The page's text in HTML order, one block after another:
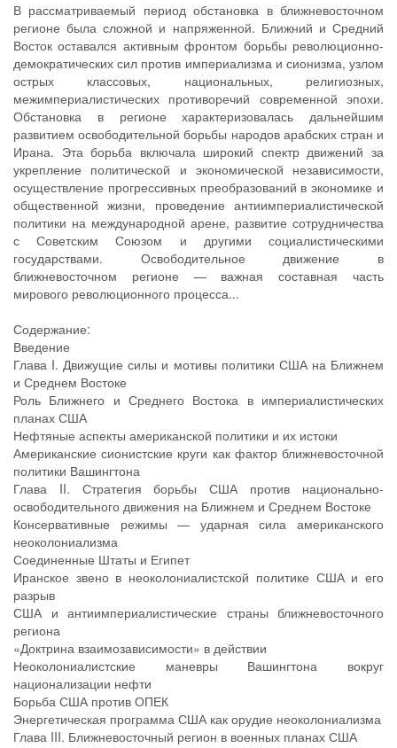
В рассматриваемый период обстановка в ближневосточном
регионе была сложной и напряженной. Ближний и Средний
Восток оставался активным фронтом борьбы революционно-
демократических сил против империализма и сионизма, узлом
острых классовых, национальных, религиозных,
межимпериалистических противоречий современной эпохи.
Обстановка в регионе характеризовалась дальнейшим
развитием освободительной борьбы народов арабских стран и
Ирана. Эта борьба включала широкий спектр движений за
укрепление политической и экономической независимости,
осуществление прогрессивных преобразований в экономике и
общественной жизни, проведение антиимпериалистической
политики на международной арене, развитие сотрудничества
с Советским Союзом и другими социалистическими
государствами. Освободительное движение в
ближневосточном регионе — важная составная часть
мирового революционного процесса...
Содержание:
Введение
Глава I. Движущие силы и мотивы политики США на Ближнем
и Среднем Востоке
Роль Ближнего и Среднего Востока в империалистических
планах США
Нефтяные аспекты американской политики и их истоки
Американские сионистские круги как фактор ближневосточной
политики Вашингтона
Глава II. Стратегия борьбы США против национально-
освободительного движения на Ближнем и Среднем Востоке
Консервативные режимы — ударная сила американского
неоколониализма
Соединенные Штаты и Египет
Иранское звено в неоколониалистской политике США и его
разрыв
США и антиимпериалистические страны ближневосточного
региона
«Доктрина взаимозависимости» в действии
Неоколониалистские маневры Вашингтона вокруг
национализации нефти
Борьба США против ОПЕК
Энергетическая программа США как орудие неоколониализма
Глава III. Ближневосточный регион в военных планах США